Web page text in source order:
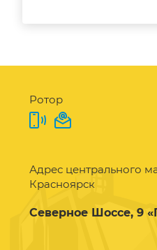
Ротор
Адрес центрального
Красноярск
Северное Шоссе, 9